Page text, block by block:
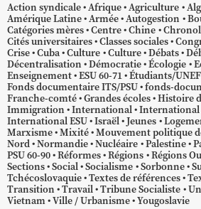
Action syndicale Afrique Agriculture
Amérique Latine Armée Autogestion
Catégories mères Centre Chine
Cités universitaires Classes sociales
Crise Cuba Culture Culture Débats
Décentralisation Démocratie Écologie
Enseignement ESU 60-71 Étudiants/UNEF
Fonds documentaire ITS/PSU fonds-
Franche-comté Grandes écoles Histoire
Immigration International
International ESU Israël Jeunes
Marxisme Mixité Mouvement politique
Nord Normandie Nucléaire Palestine
PSU 60-90 Réformes Régions Régions
Sections Social Socialisme Sorbonne
Tchécoslovaquie Textes de références
Transition Travail Tribune Socialiste
Vietnam Ville / Urbanisme Yougoslavie